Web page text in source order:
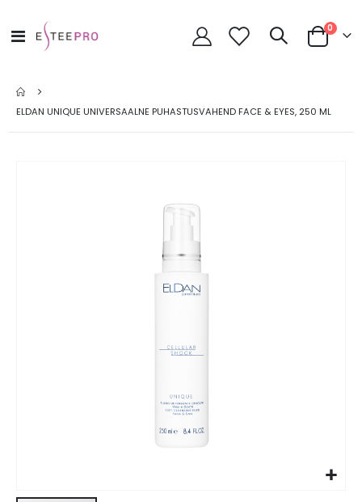
Toggle
Nav
Cart
0
ELDAN UNIQUE UNIVERSAALNE PUHASTUSVAHEND FACE & EYES, 250 ML